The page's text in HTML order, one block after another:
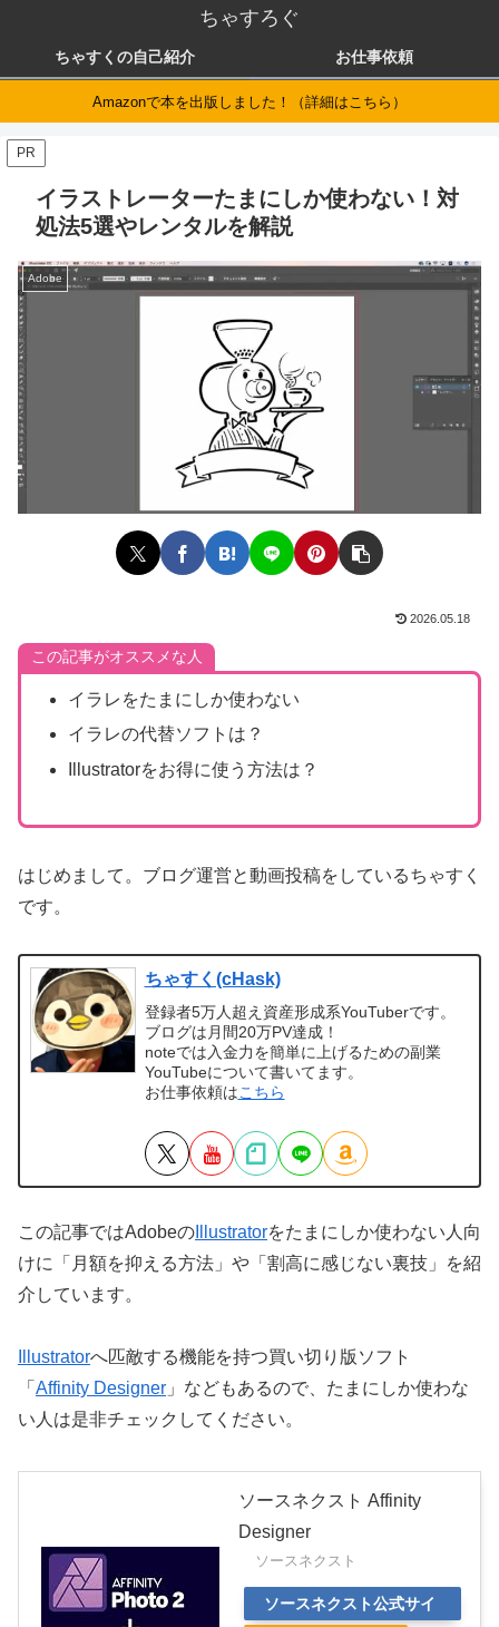
ちゃすろぐ
ちゃすくの自己紹介 お仕事依頼
Amazonで本を出版しました！（詳細はこちら）
PR
イラストレーターたまにしか使わない！対
処法5選やレンタルを解説
Adobe
2026.05.18
この記事がオススメな人
イラレをたまにしか使わない
イラレの代替ソフトは？
Illustratorをお得に使う方法は？
はじめまして。ブログ運営と動画投稿をしているちゃすく
です。
ちゃすく(cHask)
登録者5万人超え資産形成系YouTuberです。
ブログは月間20万PV達成！
noteでは入金力を簡単に上げるための副業
YouTubeについて書いてます。
お仕事依頼はこちら
この記事ではAdobeの Illustratorをたまにしか使わない人向
けに「月額を抑える方法」や「割高に感じない裏技」を紹
介しています。
Illustratorへ匹敵する機能を持つ買い切り版ソフト
「 Affinity Designer 」などもあるので、たまにしか使わな
い人は是非チェックしてください。
ソースネクスト Affinity
Designer
ソースネクスト
ソースネクスト公式サイ